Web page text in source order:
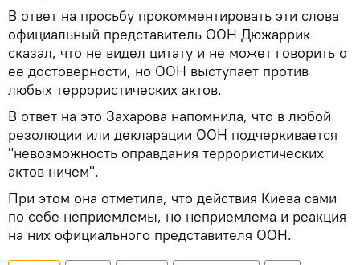
В ответ на просьбу прокомментировать эти слова
официальный представитель ООН Дюжаррик
сказал, что не видел цитату и не может говорить о
ее достоверности, но ООН выступает против
любых террористических актов.
В ответ на это Захарова напомнила, что в любой
резолюции или декларации ООН подчеркивается
"невозможность оправдания террористических
актов ничем".
При этом она отметила, что действия Киева сами
по себе неприемлемы, но неприемлема и реакция
на них официального представителя ООН.